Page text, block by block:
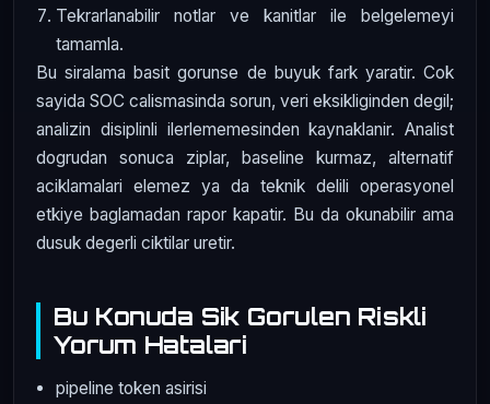
Tekrarlanabilir notlar ve kanitlar ile belgelemeyi
tamamla.
Bu siralama basit gorunse de buyuk fark yaratir. Cok
sayida SOC calismasinda sorun, veri eksikliginden degil;
analizin disiplinli ilerlememesinden kaynaklanir. Analist
dogrudan sonuca ziplar, baseline kurmaz, alternatif
aciklamalari elemez ya da teknik delili operasyonel
etkiye baglamadan rapor kapatir. Bu da okunabilir ama
dusuk degerli ciktilar uretir.
Bu Konuda Sik Gorulen Riskli
Yorum Hatalari
pipeline token asirisi